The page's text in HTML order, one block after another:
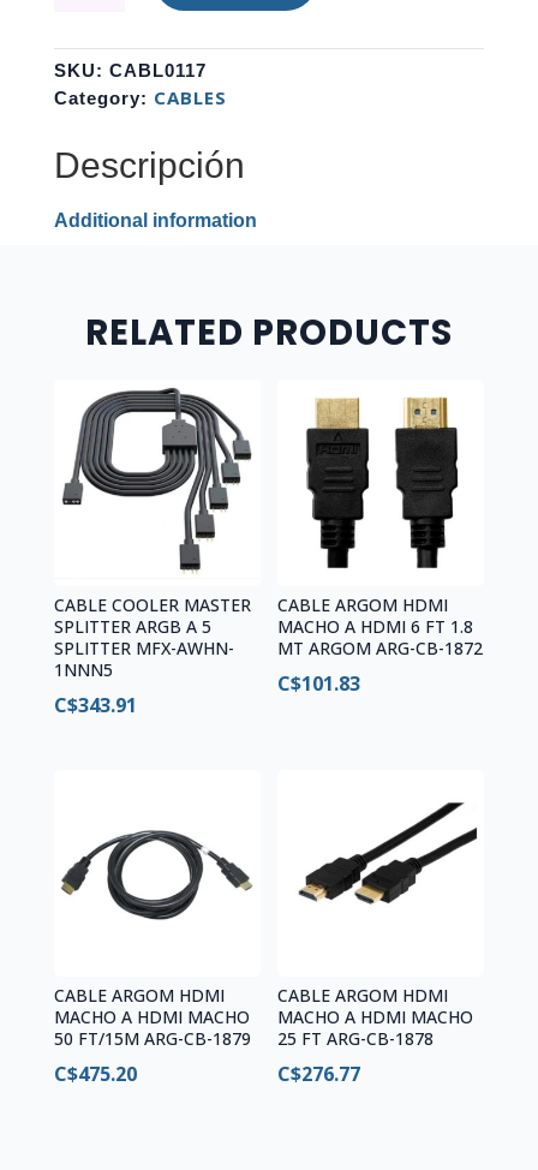
GENERITO
PARA
quantity
SKU: CABL0117
Category: CABLES
Descripción
Additional information
RELATED PRODUCTS
CABLE COOLER MASTER
SPLITTER ARGB A 5
SPLITTER MFX-AWHN-
1NNN5
C$343.91
CABLE ARGOM HDMI
MACHO A HDMI 6 FT 1.8
MT ARGOM ARG-CB-1872
C$101.83
CABLE ARGOM HDMI
MACHO A HDMI MACHO
50 FT/15M ARG-CB-1879
C$475.20
CABLE ARGOM HDMI
MACHO A HDMI MACHO
25 FT ARG-CB-1878
C$276.77